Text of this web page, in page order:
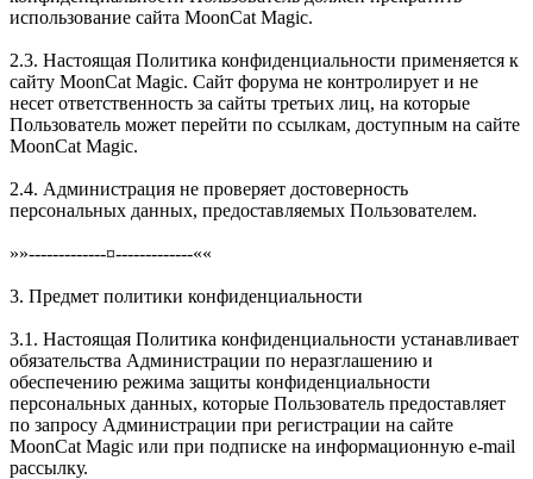
использование сайта MoonCat Magic.
2.3. Настоящая Политика конфиденциальности применяется к
сайту MoonCat Magic. Сайт форума не контролирует и не
несет ответственность за сайты третьих лиц, на которые
Пользователь может перейти по ссылкам, доступным на сайте
MoonCat Magic.
2.4. Администрация не проверяет достоверность
персональных данных, предоставляемых Пользователем.
»»-------------¤-------------««
3. Предмет политики конфиденциальности
3.1. Настоящая Политика конфиденциальности устанавливает
обязательства Администрации по неразглашению и
обеспечению режима защиты конфиденциальности
персональных данных, которые Пользователь предоставляет
по запросу Администрации при регистрации на сайте
MoonCat Magic или при подписке на информационную e-mail
рассылку.